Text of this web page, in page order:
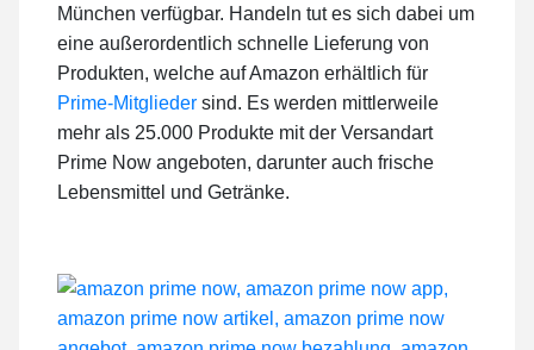
München verfügbar. Handeln tut es sich dabei um
eine außerordentlich schnelle Lieferung von
Produkten, welche auf Amazon erhältlich für
Prime-Mitglieder sind. Es werden mittlerweile
mehr als 25.000 Produkte mit der Versandart
Prime Now angeboten, darunter auch frische
Lebensmittel und Getränke.